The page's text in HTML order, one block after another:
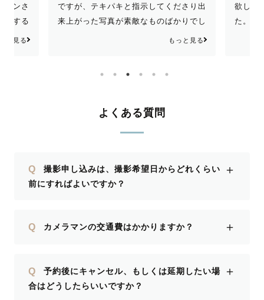
さり出
りでし
てい
と見る
欲しいと初めてラブグラフを利用しまし
た。直感でKiraさんを指名しましたがと
ても素敵なお人柄の方でした！私の要望
関わらずスムーズに撮影を進めてくださ
た。 人見知りが始まった娘は「泣かな
ければ100点」くらいに思っていました
とうございました！
もっと見る
ず素敵
した！
よくある質問
Q
撮影申し込みは、撮影希望日からどれくらい
前にすればよいですか？
＋
Q カメラマンの交通費はかかりますか？ ＋
Q
予約後にキャンセル、もしくは延期したい場
合はどうしたらいいですか？
＋